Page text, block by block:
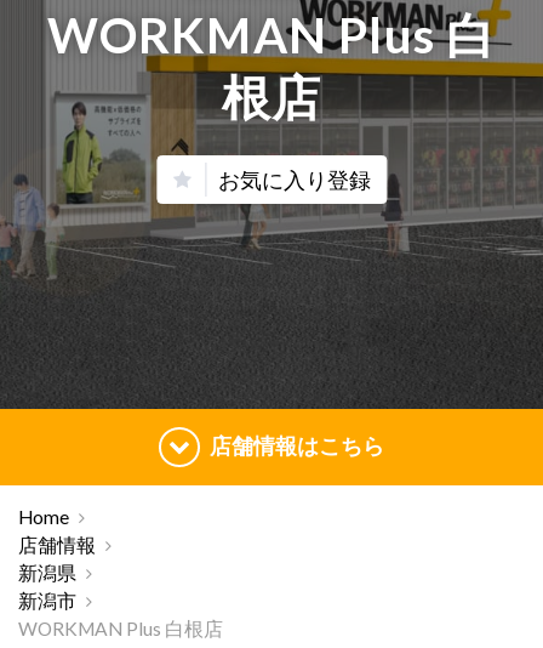
WORKMAN Plus 白
根店
お気に入り登録
店舗情報はこちら
Home
店舗情報
新潟県
新潟市
WORKMAN Plus 白根店